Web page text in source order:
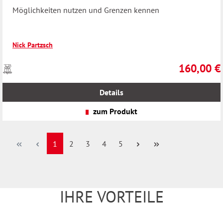
Möglichkeiten nutzen und Grenzen kennen
Nick Partzsch
Regulärer
160,00 €
Preise
inkl.
Details
zum Produkt
Seite
1 Seite
2 Seite
3 Seite
4 Seite
5
IHRE VORTEILE